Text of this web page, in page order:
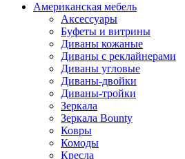
Американская мебель
Аксессуары
Буфеты и витрины
Диваны кожаные
Диваны с реклайнерами
Диваны угловые
Диваны-двойки
Диваны-тройки
Зеркала
Зеркала Bounty
Ковры
Комоды
Кресла